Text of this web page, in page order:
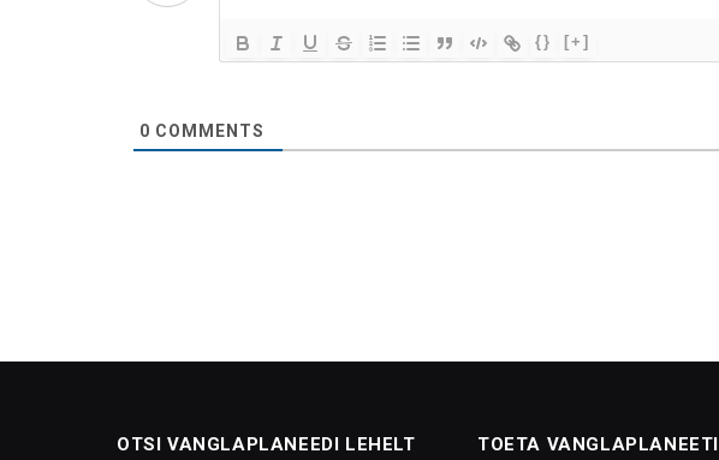
{} [+]
0 COMMENTS
OTSI VANGLAPLANEEDI LEHELT TOETA VANGLAPLANEETI